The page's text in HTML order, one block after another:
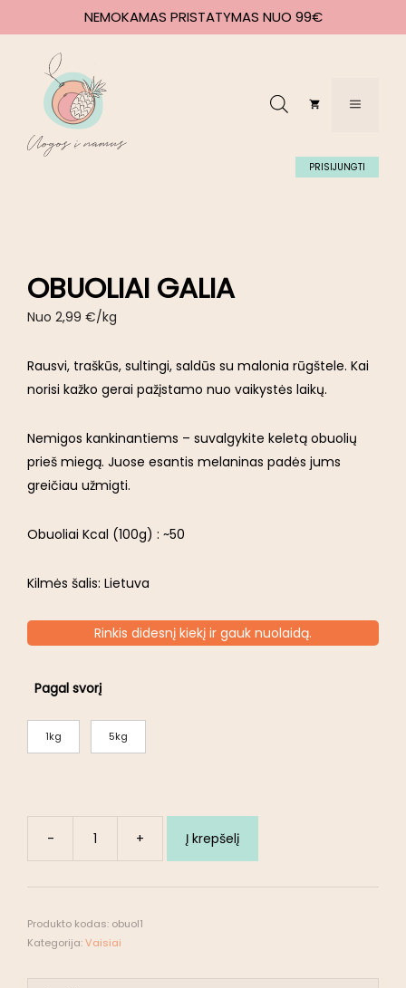
NEMOKAMAS PRISTATYMAS NUO 99€
PRISIJUNGTI
OBUOLIAI GALIA
Nuo 2,99 €/kg
Rausvi, traškūs, sultingi, saldūs su malonia rūgštele. Kai
norisi kažko gerai pažįstamo nuo vaikystės laikų.
Nemigos kankinantiems – suvalgykite keletą obuolių
prieš miegą. Juose esantis melaninas padės jums
greičiau užmigti.
Obuoliai Kcal (100g) : ~50
Kilmės šalis: Lietuva
Rinkis didesnį kiekį ir gauk nuolaidą.
Pagal svorį
1kg 5kg
- + Į krepšelį
Produkto kodas: obuol1
Kategorija:Vaisiai